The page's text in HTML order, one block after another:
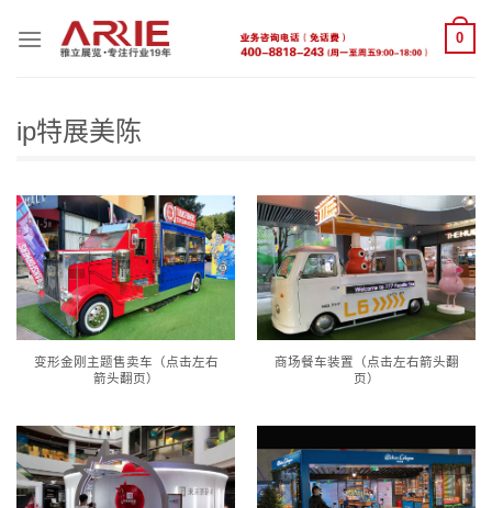
0
ip特展美陈
变形金刚主题售卖车（点击左右
箭头翻页）
商场餐车装置（点击左右箭头翻
页）